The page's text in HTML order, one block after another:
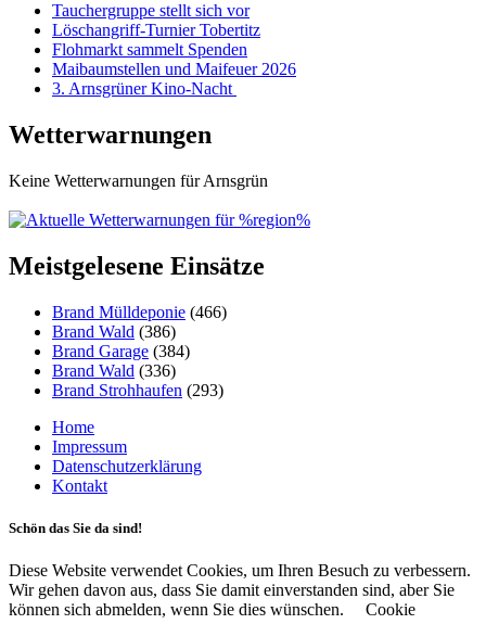
Tauchergruppe stellt sich vor
Löschangriff-Turnier Tobertitz
Flohmarkt sammelt Spenden
Maibaumstellen und Maifeuer 2026
3. Arnsgrüner Kino-Nacht
Wetterwarnungen
Keine Wetterwarnungen für Arnsgrün
Meistgelesene Einsätze
Brand Mülldeponie (466)
Brand Wald (386)
Brand Garage (384)
Brand Wald (336)
Brand Strohhaufen (293)
Home
Impressum
Datenschutzerklärung
Kontakt
Schön das Sie da sind!
Diese Website verwendet Cookies, um Ihren Besuch zu verbessern.
Wir gehen davon aus, dass Sie damit einverstanden sind, aber Sie
können sich abmelden, wenn Sie dies wünschen.
Cookie